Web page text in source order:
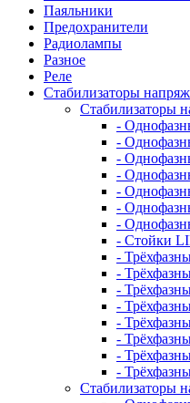
Паяльники
Предохранители
Радиолампы
Разное
Реле
Стабилизаторы
Стабилизаторы
-
-
-
-
-
-
-
- Стойки
-
-
-
-
-
-
-
-
Стабилизаторы